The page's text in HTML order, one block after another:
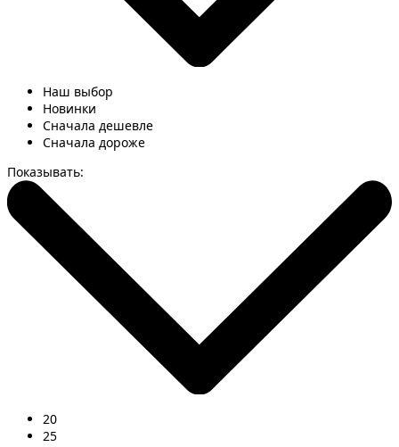
Наш выбор
Новинки
Сначала дешевле
Сначала дороже
Показывать:
20
25